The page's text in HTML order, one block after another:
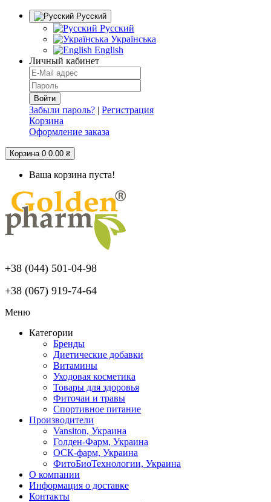
Русский
Русский
Українська
English
Личный кабинет
Забыли пароль? | Регистрация
Корзина
Оформление заказа
Корзина 0 0.00 ₴
Ваша корзина пуста!
+38 (044) 501-04-98
+38 (067) 919-74-64
Меню
Категории
Бренды
Диетические добавки
Витамины
Уходовая косметика
Товары для здоровья
Фиточаи и травы
Спортивное питание
Производители
Vansiton, Украина
Голден-Фарм, Украина
ОСК-фарм, Украина
ФитоБиоТехнологии, Украина
О компании
Информация о доставке
Контакты